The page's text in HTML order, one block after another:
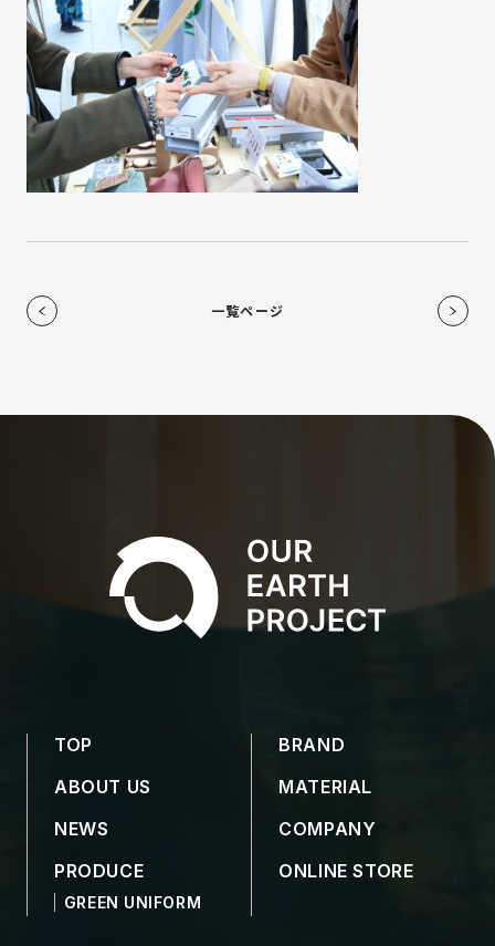
一覧ページ
TOP
ABOUT US
NEWS
PRODUCE
GREEN UNIFORM
BRAND
MATERIAL
COMPANY
ONLINE STORE